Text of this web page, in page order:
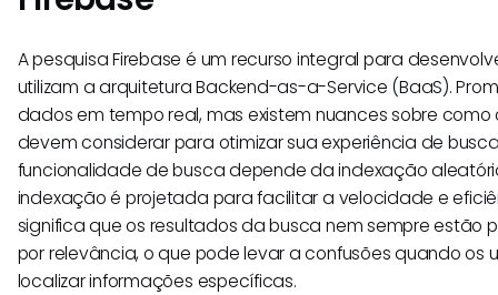
A pesquisa Firebase é um recurso integral para
utilizam a arquitetura Backend-as-a-Service (BaaS).
dados em tempo real, mas existem nuances sobre como
devem considerar para otimizar sua experiência de
funcionalidade de busca depende da indexação
indexação é projetada para facilitar a velocidade e
significa que os resultados da busca nem sempre estão
por relevância, o que pode levar a confusões quando os
localizar informações específicas.